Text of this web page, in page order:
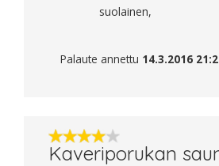
suolainen,
Palaute annettu 14.3.2016
Kaveriporukan